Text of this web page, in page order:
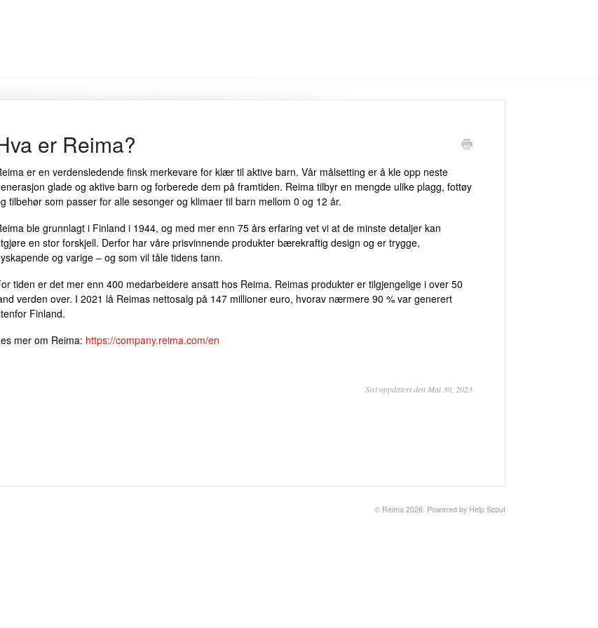
er Reima?
er en verdensledende finsk merkevare for klær til aktive barn. Vår målsetting er å kle opp neste
glade og aktive barn og forberede dem på framtiden. Reima tilbyr en mengde ulike plagg, fottøy
tilbehør som passer for alle sesonger og klimaer til barn mellom 0 og 12 år.
ble grunnlagt i Finland i 1944, og med mer enn 75 års erfaring vet vi at de minste detaljer kan
en stor forskjell. Derfor har våre prisvinnende produkter bærekraftig design og er trygge,
og varige – og som vil tåle tidens tann.
tiden er det mer enn 400 medarbeidere ansatt hos Reima. Reimas produkter er tilgjengelige i over 50
verden over. I 2021 lå Reimas nettosalg på 147 millioner euro, hvorav nærmere 90 % var generert
Finland.
mer om Reima: https://company.reima.com/en
Sist oppdatert den Mai 30, 2023
© Reima 2026. Powered by Help Scout